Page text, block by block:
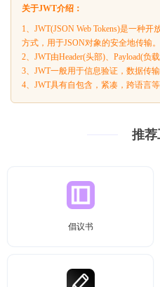
关于JWT介绍：
1、JWT(JSON Web Tokens)是一种
方式，用于JSON对象的安全地传输。
2、JWT由Header(头部)、Payload(负
3、JWT一般用于信息验证，数据传输
4、JWT具有自包含，紧凑，跨语言等
推荐
倡议书